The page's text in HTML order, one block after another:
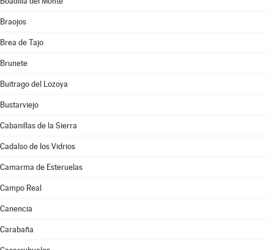
Braojos
Brea de Tajo
Brunete
Buitrago del Lozoya
Bustarviejo
Cabanillas de la Sierra
Cadalso de los Vidrios
Camarma de Esteruelas
Campo Real
Canencia
Carabaña